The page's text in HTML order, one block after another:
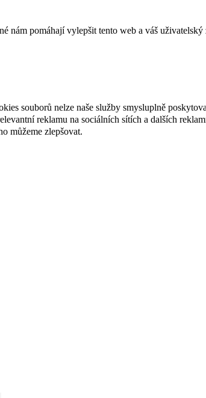
pomáhají vylepšit tento web a váš
souborů nelze naše služby smysluplně
reklamu na sociálních sítích a dalších
můžeme zlepšovat.